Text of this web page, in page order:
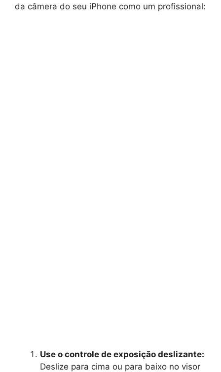
da câmera do seu iPhone como um profissional:
Use o controle de exposição deslizante:
Deslize para cima ou para baixo no visor